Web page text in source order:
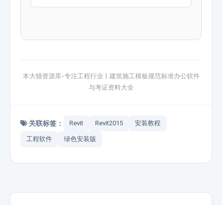
本大猫资源库-专注工程行业丨建筑施工模板规范标准办公软件
与考证资料大全
关联标签： Revit Revit2015 安装教程
工程软件 绿色安装版